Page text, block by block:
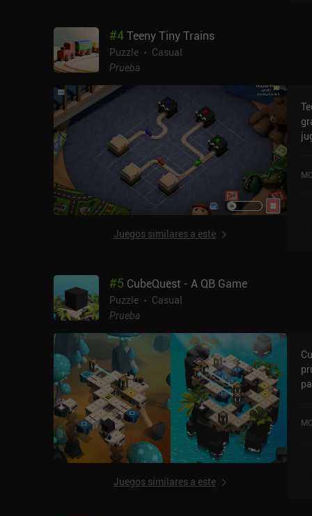
un
#4 Teeny Tiny Trains
Puzzle
Casual
Prueba
Juegos similares a este
#5 CubeQuest - A QB Game
Puzzle
Casual
Prueba
Juegos similares a este